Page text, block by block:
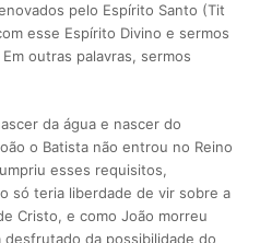
pelo Espírito Santo (Tit
esse Espírito Divino e sermos
outras palavras, sermos
da água e nascer do
o Batista não entrou no Reino
esses requisitos,
só teria liberdade de vir sobre a
Cristo, e como João morreu
da possibilidade do